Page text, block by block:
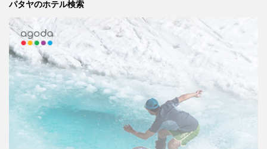
パタヤのホテル検索